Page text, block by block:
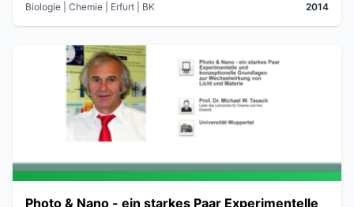
Biologie | Chemie | Erfurt | BK 2014
Photo & Nano - ein starkes Paar Experimentelle